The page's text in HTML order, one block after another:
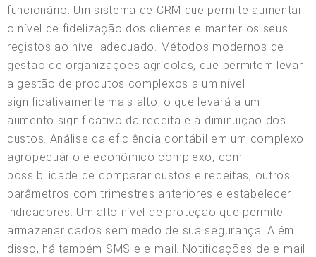
funcionário. Um sistema de CRM que permite aumentar
o nível de fidelização dos clientes e manter os seus
registos ao nível adequado. Métodos modernos de
gestão de organizações agrícolas, que permitem levar
a gestão de produtos complexos a um nível
significativamente mais alto, o que levará a um
aumento significativo da receita e à diminuição dos
custos. Análise da eficiência contábil em um complexo
agropecuário e econômico complexo, com
possibilidade de comparar custos e receitas, outros
parâmetros com trimestres anteriores e estabelecer
indicadores. Um alto nível de proteção que permite
armazenar dados sem medo de sua segurança. Além
disso, há também SMS e e-mail. Notificações de e-mail